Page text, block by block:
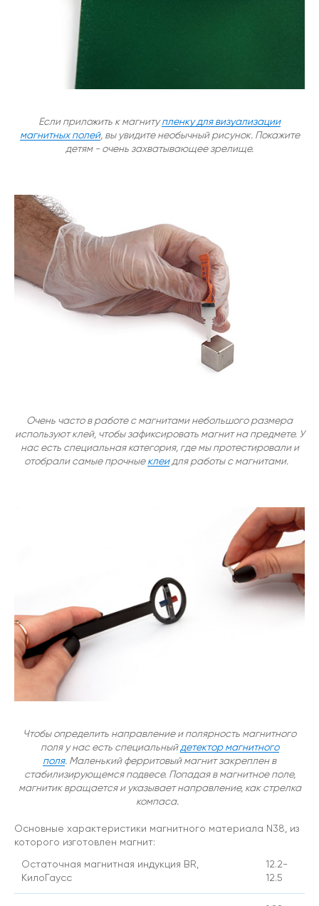
Если приложить к магнитупленку для визуализации
магнитных полей, вы увидите необычный рисунок. Покажите
детям - очень захватывающее зрелище.
Очень часто в работе с магнитами небольшого размера
используют клей, чтобы зафиксировать магнит на предмете. У
нас есть специальная категория, где мы протестировали и
отобрали самые прочныеклеидля работы с магнитами.
Чтобы определить направление и полярность магнитного
поля у нас есть специальныйдетектор магнитного
поля. Маленький ферритовый магнит закреплен в
стабилизирующемся подвесе. Попадая в магнитное поле,
магнитик вращается и указывает направление, как стрелка
компаса.
Основные характеристики магнитного материала N38, из
которого изготовлен магнит:
Остаточная магнитная индукция BR,
КилоГаусс
12.2-
12.5